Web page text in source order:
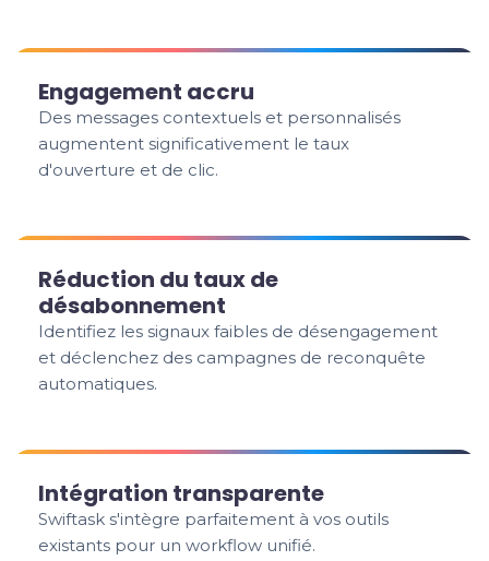
Engagement accru
Des messages contextuels et personnalisés
augmentent significativement le taux
d'ouverture et de clic.
Réduction du taux de
désabonnement
Identifiez les signaux faibles de désengagement
et déclenchez des campagnes de reconquête
automatiques.
Intégration transparente
Swiftask s'intègre parfaitement à vos outils
existants pour un workflow unifié.